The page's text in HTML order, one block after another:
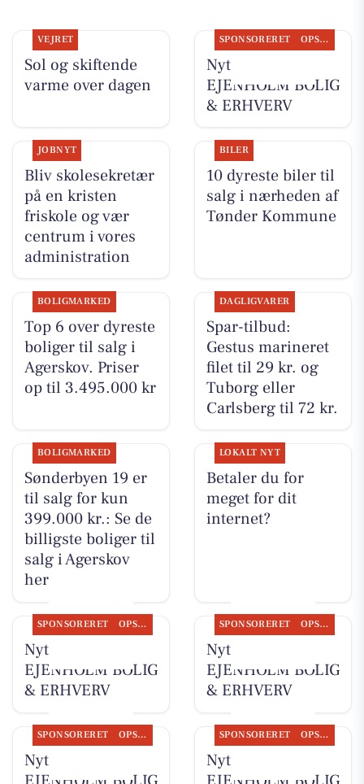
VEJRET
Sol og skiftende
varme over dagen
SPONSORERET OPSLAGSTAVLEN
Nyt fra
EJENHOLM BOLIG
& ERHVERV
JOBNYT
Bliv skolesekretær
på en kristen
friskole og vær
centrum i vores
administration
BILER
10 dyreste biler til
salg i nærheden af
Tønder Kommune
BOLIGMARKED
Top 6 over dyreste
boliger til salg i
Agerskov. Priser
op til 3.495.000 kr
DAGLIGVARER
Spar-tilbud:
Gestus marineret
filet til 29 kr. og
Tuborg eller
Carlsberg til 72 kr.
BOLIGMARKED
Sønderbyen 19 er
til salg for kun
399.000 kr.: Se de
billigste boliger til
salg i Agerskov
her
LOKALT NYT
Betaler du for
meget for dit
internet?
SPONSORERET OPSLAGSTAVLEN
Nyt fra
EJENHOLM BOLIG
& ERHVERV
SPONSORERET OPSLAGSTAVLEN
Nyt fra
EJENHOLM BOLIG
& ERHVERV
SPONSORERET OPSLAGSTAVLEN
Nyt fra
SPONSORERET OPSLAGSTAVLEN
Nyt fra